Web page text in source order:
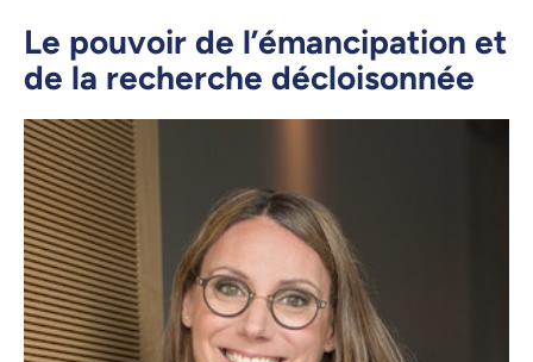
Le pouvoir de l’émancipation et
de la recherche décloisonnée